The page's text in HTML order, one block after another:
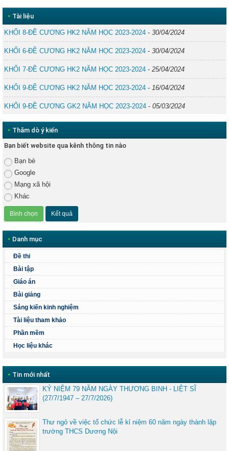
• Tài liệu
KHỐI 8-ĐỀ CƯƠNG HK2 NĂM HỌC 2023-2024 - 30/04/2024
KHỐI 6-ĐỀ CƯƠNG HK2 NĂM HỌC 2023-2024 - 30/04/2024
KHỐI 7-ĐỀ CƯƠNG HK2 NĂM HỌC 2023-2024 - 25/04/2024
KHỐI 9-ĐỀ CƯƠNG HK2 NĂM HỌC 2023-2024 - 16/04/2024
KHỐI 9-ĐỀ CƯƠNG GK2 NĂM HỌC 2023-2024 - 05/03/2024
• Thăm dò ý kiến
Bạn biết website qua kênh thông tin nào
Bạn bè
Google
Mạng xã hội
Khác
• Danh mục
Đề thi
Bài tập
Giáo án
Bài giảng
Sáng kiến kinh nghiệm
Tài liệu tham khảo
Phần mềm
Học liệu khác
• Tin mới nhất
KỶ NIỆM 79 NĂM NGÀY THƯƠNG BINH - LIỆT SĨ
(27/7/1947 – 27/7/2026)
Thư ngỏ về việc tổ chức lễ kỉ niệm 60 năm ngày thành lập
trường THCS Dương Nội